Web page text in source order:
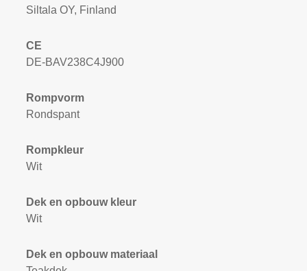
Siltala OY, Finland
CE
DE-BAV238C4J900
Rompvorm
Rondspant
Rompkleur
Wit
Dek en opbouw kleur
Wit
Dek en opbouw materiaal